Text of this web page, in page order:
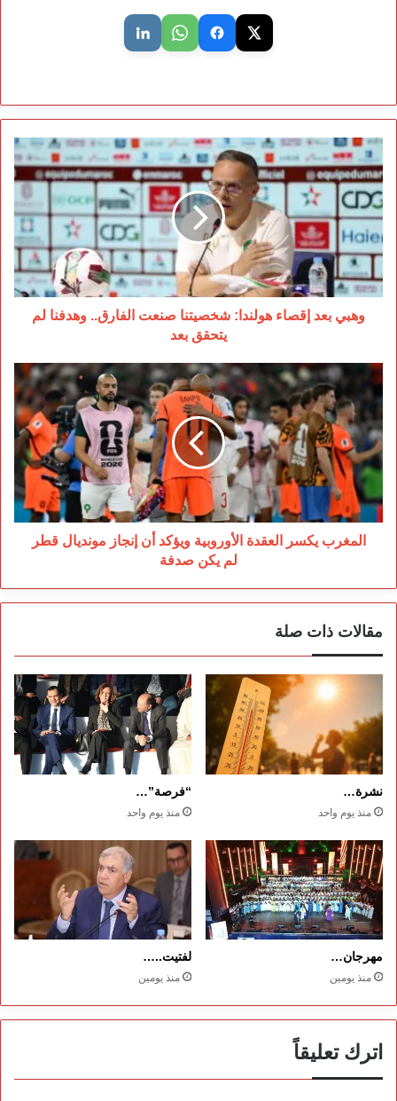
وهبي
بعد
إقصاء
هولندا:
شخصيتنا
صنعت
الفارق..
وهدفنا
لم
يتحقق
بعد
وهبي بعد إقصاء هولندا: شخصيتنا صنعت الفارق.. وهدفنا لم
يتحقق بعد
المغرب
يكسر
العقدة
الأوروبية
ويؤكد
أن
إنجاز
مونديال
قطر
لمالمغرب يكسر العقدة الأوروبية ويؤكد أن إنجاز مونديال قطر
لم يكن صدفة
مقالات ذات صلة
نشرة…
منذ يوم واحد
“فرصة”…
منذ يوم واحد
مهرجان…
منذ يومين
لفتيت..…
منذ يومين
اترك تعليقاً